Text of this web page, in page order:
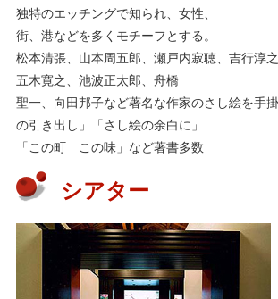
独特のエッチングで知られ、女性、
街、港などを多くモチーフとする。
松本清張、山本周五郎、瀬戸内寂聴、吉行淳
五木寛之、池波正太郎、舟橋
聖一、向田邦子など著名な作家のさし絵を手
の引き出し」「さし絵の余白に」
「この町 この味」など著書多数
シアター